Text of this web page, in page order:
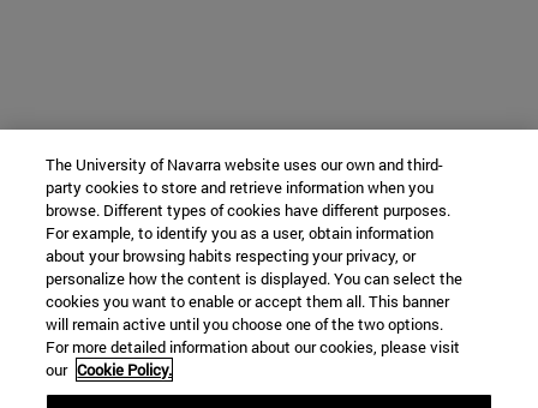
The University of Navarra website uses our own and third-
party cookies to store and retrieve information when you
browse. Different types of cookies have different purposes.
For example, to identify you as a user, obtain information
about your browsing habits respecting your privacy, or
personalize how the content is displayed. You can select the
cookies you want to enable or accept them all. This banner
will remain active until you choose one of the two options.
For more detailed information about our cookies, please visit
our Cookie Policy.